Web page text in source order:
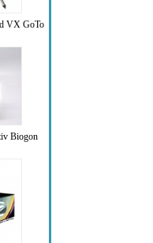
VX GoTo
Biogon